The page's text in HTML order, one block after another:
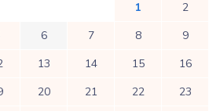
1
2
6 7 8
9
13 14 15
16
20 21 22
23